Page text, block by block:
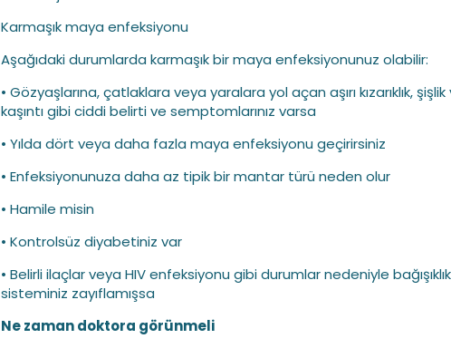
Karmaşık maya enfeksiyonu
Aşağıdaki durumlarda karmaşık bir maya enfeksiyonunuz olabilir:
• Gözyaşlarına, çatlaklara veya yaralara yol açan aşırı kızarıklık, şişlik
kaşıntı gibi ciddi belirti ve semptomlarınız varsa
• Yılda dört veya daha fazla maya enfeksiyonu geçirirsiniz
• Enfeksiyonunuza daha az tipik bir mantar türü neden olur
• Hamile misin
• Kontrolsüz diyabetiniz var
• Belirli ilaçlar veya HIV enfeksiyonu gibi durumlar nedeniyle bağışıklık
sisteminiz zayıflamışsa
Ne zaman doktora görünmeli